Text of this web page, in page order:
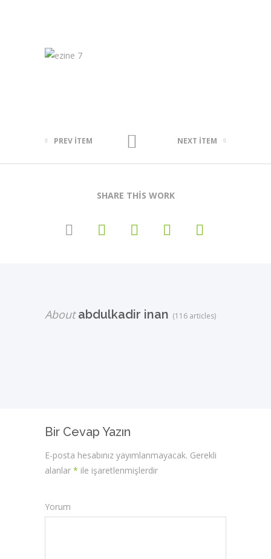
PREV ITEM NEXT ITEM
SHARE THIS WORK
Aboutabdulkadir inan (116 articles)
Bir Cevap Yazın
E-posta hesabınız yayımlanmayacak. Gerekli
alanlar * ile işaretlenmişlerdir
Yorum